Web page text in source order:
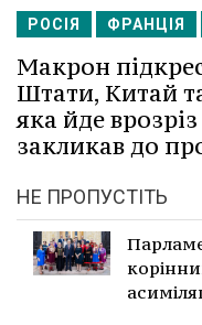
РОСІЯ ФРАНЦІЯ
Макрон
Штати, Китай
яка йде
закликав до
НЕ ПРОПУСТІТЬ